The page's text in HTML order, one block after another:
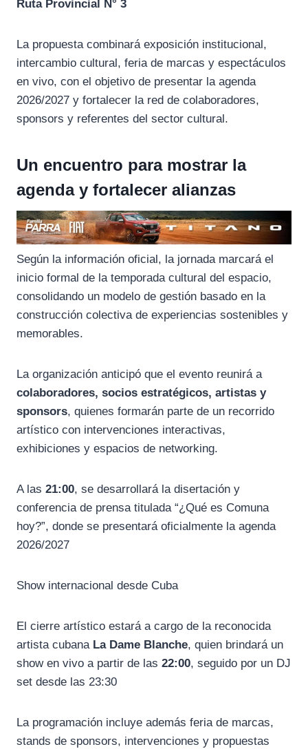
Ruta Provincial N° 3
La propuesta combinará exposición institucional,
intercambio cultural, feria de marcas y espectáculos
en vivo, con el objetivo de presentar la agenda
2026/2027 y fortalecer la red de colaboradores,
sponsors y referentes del sector cultural.
Un encuentro para mostrar la
agenda y fortalecer alianzas
Según la información oficial, la jornada marcará el
inicio formal de la temporada cultural del espacio,
consolidando un modelo de gestión basado en la
construcción colectiva de experiencias sostenibles y
memorables.
La organización anticipó que el evento reunirá a
colaboradores, socios estratégicos, artistas y
sponsors, quienes formarán parte de un recorrido
artístico con intervenciones interactivas,
exhibiciones y espacios de networking.
A las 21:00, se desarrollará la disertación y
conferencia de prensa titulada “¿Qué es Comuna
hoy?”, donde se presentará oficialmente la agenda
2026/2027
Show internacional desde Cuba
El cierre artístico estará a cargo de la reconocida
artista cubana La Dame Blanche, quien brindará un
show en vivo a partir de las 22:00, seguido por un DJ
set desde las 23:30
La programación incluye además feria de marcas,
stands de sponsors, intervenciones y propuestas